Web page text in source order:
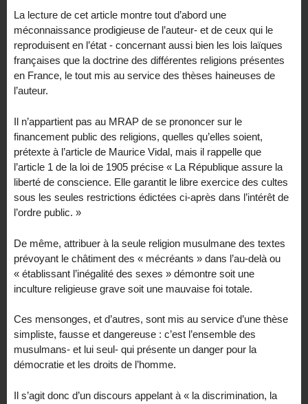
La lecture de cet article montre tout d’abord une
méconnaissance prodigieuse de l’auteur- et de ceux qui le
reproduisent en l’état - concernant aussi bien les lois laïques
françaises que la doctrine des différentes religions présentes
en France, le tout mis au service des thèses haineuses de
l’auteur.
Il n’appartient pas au MRAP de se prononcer sur le
financement public des religions, quelles qu’elles soient,
prétexte à l’article de Maurice Vidal, mais il rappelle que
l’article 1 de la loi de 1905 précise « La République assure la
liberté de conscience. Elle garantit le libre exercice des cultes
sous les seules restrictions édictées ci-après dans l’intérêt de
l’ordre public. »
De même, attribuer à la seule religion musulmane des textes
prévoyant le châtiment des « mécréants » dans l’au-delà ou
« établissant l’inégalité des sexes » démontre soit une
inculture religieuse grave soit une mauvaise foi totale.
Ces mensonges, et d’autres, sont mis au service d’une thèse
simpliste, fausse et dangereuse : c’est l’ensemble des
musulmans- et lui seul- qui présente un danger pour la
démocratie et les droits de l’homme.
Il s’agit donc d’un discours appelant à « la discrimination, la